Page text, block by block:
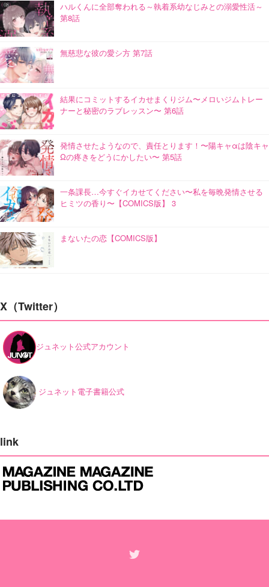
ハルくんに全部奪われる～執着系幼なじみとの溺愛性活～
第8話
無慈悲な彼の愛シ方 第7話
結果にコミットするイカせまくりジム〜メロいジムトレー
ナーと秘密のラブレッスン〜 第6話
発情させたようなので、責任とります！〜陽キャαは陰キャ
Ωの疼きをどうにかしたい〜 第5話
一条課長…今すぐイカせてください〜私を毎晩発情させる
ヒミツの香り〜【COMICS版】 3
まないたの恋【COMICS版】
X（Twitter）
ジュネット公式アカウント
ジュネット電子書籍公式
link